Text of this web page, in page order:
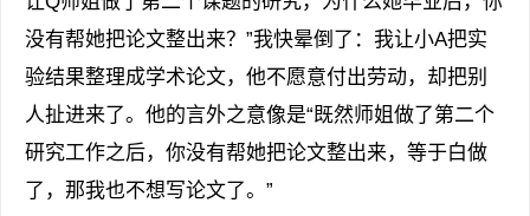
没有帮她把论文整出来？”我快晕倒了：我让小A把实
验结果整理成学术论文，他不愿意付出劳动，却把别
人扯进来了。他的言外之意像是“既然师姐做了第二个
研究工作之后，你没有帮她把论文整出来，等于白做
了，那我也不想写论文了。”